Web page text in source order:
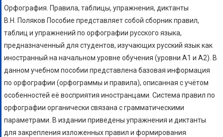
Орфография. Правила, таблицы, упражнения, диктанты
В.Н. Поляков Пособие представляет собой сборник правил,
таблиц и упражнений по орфографии русского языка,
предназначенный для студентов, изучающих русский язык как
иностранный на начальном уровне обучения (уровни А1 и А2). В
данном учебном пособии представлена базовая информация
по орфографии (орфограммы и правила), описанная с учётом
особенностей её восприятия иностранцами. Система правил по
орфографии органически связана с грамматическими
параметрами. В издании приведены упражнения и диктанты
для закрепления изложенных правил и формирования